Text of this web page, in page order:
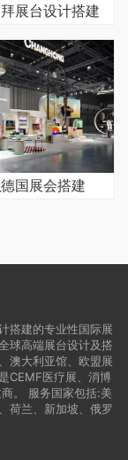
展台设计搭建
国展会搭建
搭建的专业性国际展
球高端展台设计及搭
澳大利亚馆、欧盟展
CEMF医疗展、消博
。 服务国家包括:美
荷兰、新加坡、俄罗